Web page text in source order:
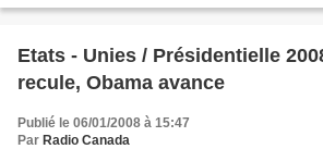
Etats - Unies / Présidentielle
recule, Obama avance
Publié le 06/01/2008 à 15:47
Par Radio Canada